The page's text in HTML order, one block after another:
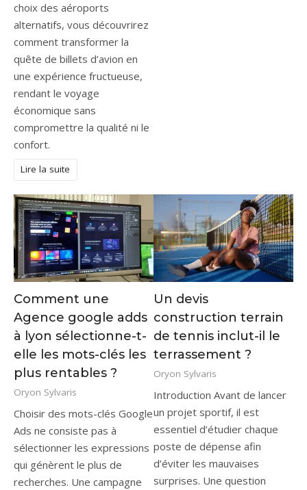
choix des aéroports
alternatifs, vous découvrirez
comment transformer la
quête de billets d’avion en
une expérience fructueuse,
rendant le voyage
économique sans
compromettre la qualité ni le
confort.
Lire la suite
Comment une
Agence google adds
à lyon sélectionne-t-
elle les mots-clés les
plus rentables ?
Oryon Sylvaris
Choisir des mots-clés Google
Ads ne consiste pas à
sélectionner les expressions
qui génèrent le plus de
recherches. Une campagne
Un devis
construction terrain
de tennis inclut-il le
terrassement ?
Oryon Sylvaris
Introduction Avant de lancer
un projet sportif, il est
essentiel d’étudier chaque
poste de dépense afin
d’éviter les mauvaises
surprises. Une question